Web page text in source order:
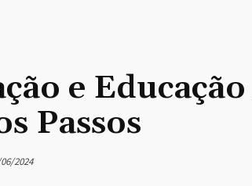
e
Passos
2024